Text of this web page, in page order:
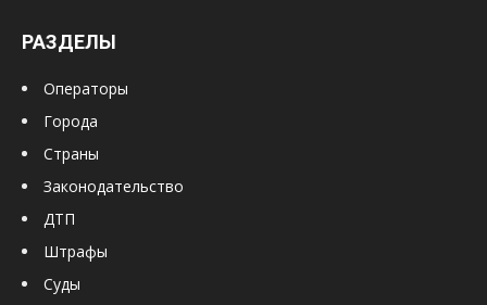
РАЗДЕЛЫ
Операторы
Города
Страны
Законодательство
ДТП
Штрафы
Суды